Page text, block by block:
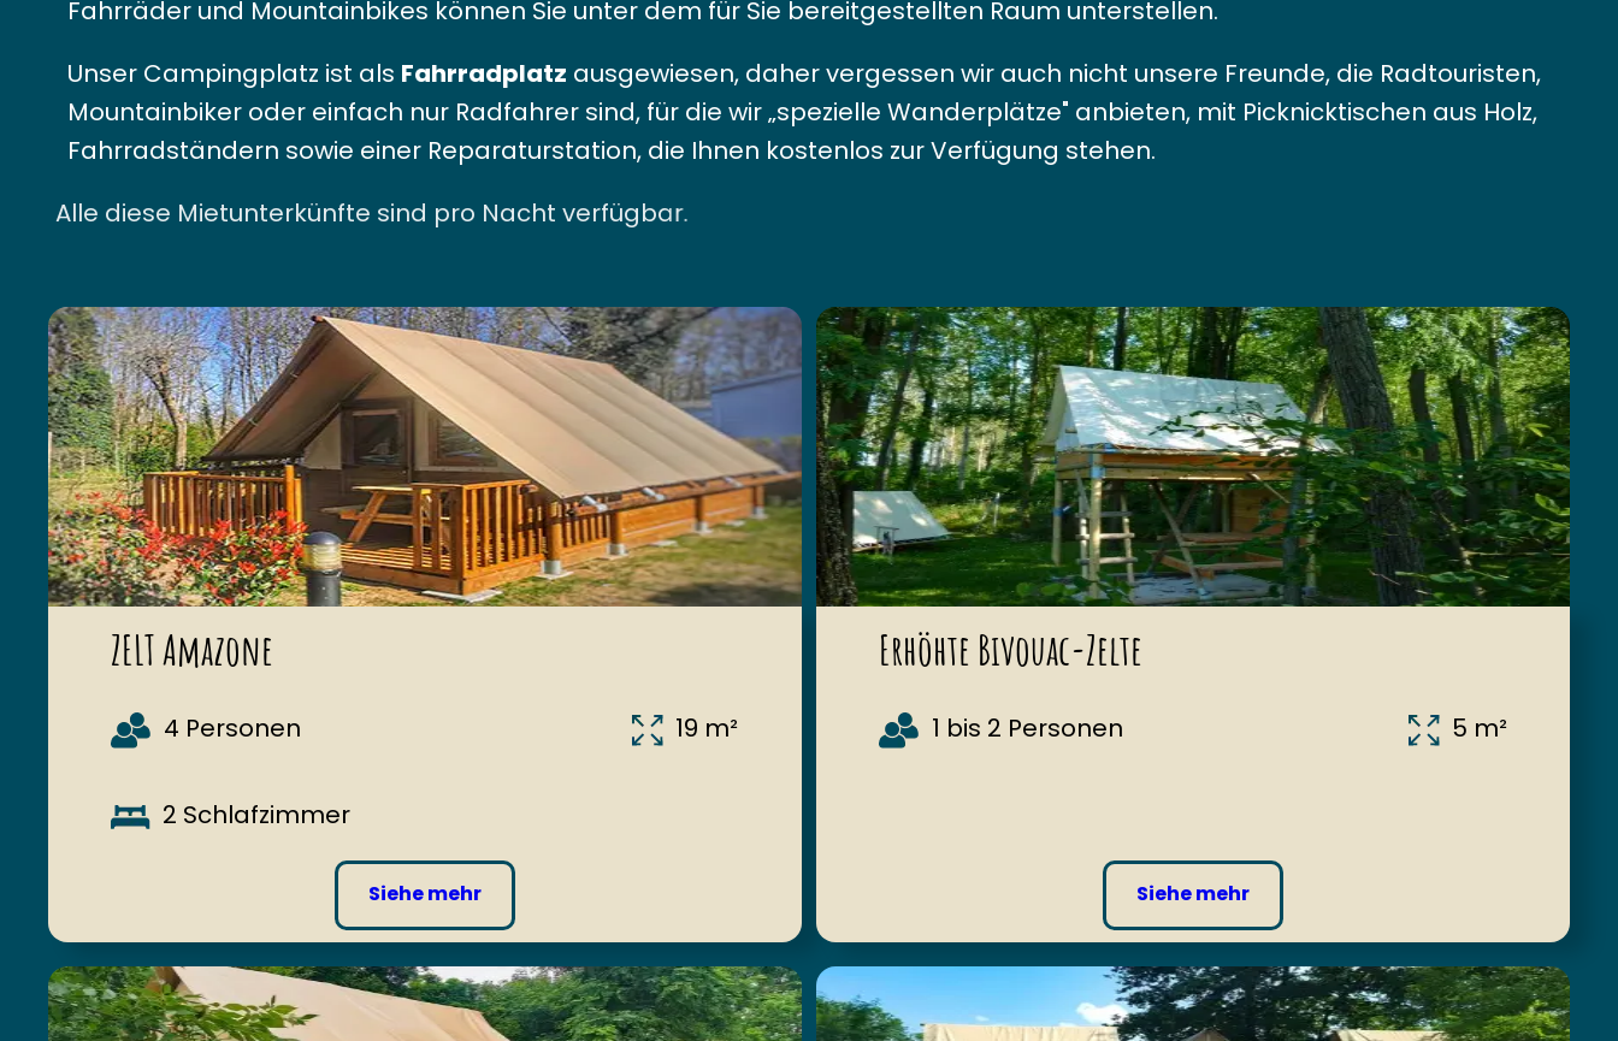
Fahrräder und Mountainbikes können Sie unter dem für Sie bereitgestellten Raum unterstellen.
Unser Campingplatz ist als Fahrradplatz ausgewiesen, daher vergessen wir auch nicht unsere Freunde, die Radtouristen,
Mountainbiker oder einfach nur Radfahrer sind, für die wir „spezielle Wanderplätze" anbieten, mit Picknicktischen aus Holz,
Fahrradständern sowie einer Reparaturstation, die Ihnen kostenlos zur Verfügung stehen.
Alle diese Mietunterkünfte sind pro Nacht verfügbar.
ZELT Amazone
4 Personen 19 m²
2 Schlafzimmer
Siehe mehr
Erhöhte Bivouac-Zelte
1 bis 2 Personen 5 m²
Siehe mehr